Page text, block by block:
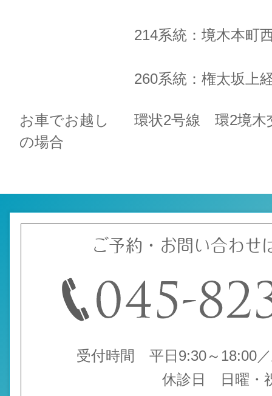
214系統：境木本町
260系統：権太坂上
お車でお越し
の場合
環状2号線 環2境木
ご予約・お問い合わせ
受付時間 平日9:30～18:00
休診日 日曜・